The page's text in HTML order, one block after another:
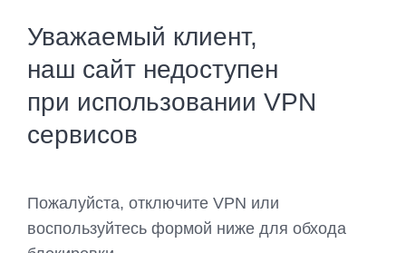
Уважаемый клиент,
наш сайт недоступен
при использовании VPN
сервисов
Пожалуйста, отключите VPN или
воспользуйтесь формой ниже для обхода